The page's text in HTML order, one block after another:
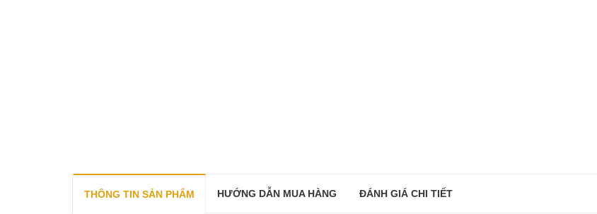
THÔNG TIN SẢN PHẨM HƯỚNG DẪN MUA HÀNG ĐÁNH GIÁ CHI TIẾT